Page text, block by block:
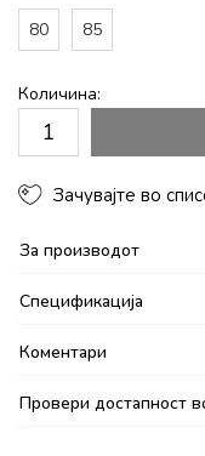
80
85
Количина:
Зачувајте во
За производот
Спецификација
Коментари
Провери достапност